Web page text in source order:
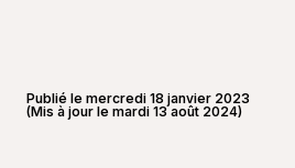
Publié le mercredi 18 janvier 2023
(Mis à jour le mardi 13 août 2024)